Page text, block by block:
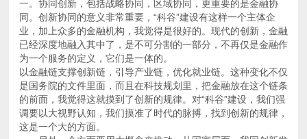
为一个服务的定义，它们是一体的。
这是一个大的方面。